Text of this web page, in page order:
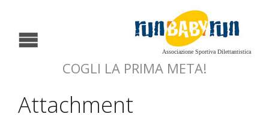
Associazione Sportiva Dilettantistica
COGLI LA PRIMA META!
Attachment